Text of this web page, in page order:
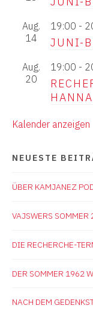
Aug.
14
19:00 -
JUNI-
Aug.
20
19:00 -
Kalender anzeigen
NEUESTE
ÜBER KAMJANEZ
VAJSWERS SOMMER
DIE RECHERCHE-
DER SOMMER 1962
NACH DEM